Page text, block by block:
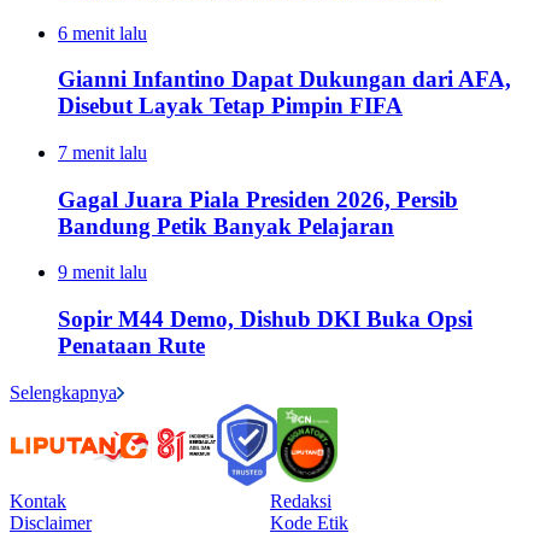
6 menit lalu
Gianni Infantino Dapat Dukungan dari AFA,
Disebut Layak Tetap Pimpin FIFA
7 menit lalu
Gagal Juara Piala Presiden 2026, Persib
Bandung Petik Banyak Pelajaran
9 menit lalu
Sopir M44 Demo, Dishub DKI Buka Opsi
Penataan Rute
Selengkapnya
Kontak
Redaksi
Disclaimer
Kode Etik